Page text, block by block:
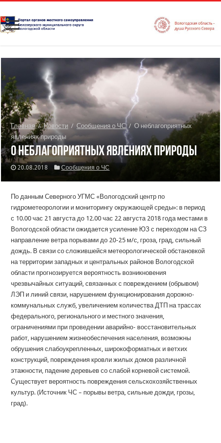
Главная / Новости / Сообщения о ЧС / О неблагоприятных
явлениях природы
О неблагоприятных явлениях природы
20.08.2018 Сообщения о ЧС
По данным Северного УГМС «Вологодский центр по
гидрометеорологии и мониторингу окружающей среды»: в период
с 10.00 час 21 августа до 12.00 час 22 августа 2018 года местами в
Вологодской области ожидается усиление ЮЗ с переходом на СЗ
направление ветра порывами до 20-25 м/с, гроза, град, сильный
дождь. В связи со сложившейся метеорологической обстановкой
на территории западных и центральных районов Вологодской
области прогнозируется вероятность возникновения
чрезвычайных ситуаций, связанных с повреждением (обрывом)
ЛЭП и линий связи, нарушением функционирования дорожно-
коммунальных служб, увеличением количества ДТП на трассах
федерального, регионального и местного значения,
ограничениями при проведении аварийно- восстановительных
работ, нарушением жизнеобеспечения населения, возможны
обрушения слабоукрепленных, широкоформатных и ветхих
конструкций, повреждения кровли жилых домов различной
этажности, падение деревьев со слабой корневой системой.
Существует вероятность повреждения сельскохозяйственных
культур. (Источник ЧС – порывы ветра, сильные дожди, грозы,
град).